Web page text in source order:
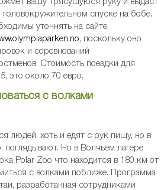
вашу трясущуюся руку и выдаст
спуске на бобе.
уточнять на сайте
, поскольку оно
и соревнований
Стоимость поездки для
это около 70 евро.
с волками
людей, хоть и едят с рук пищу, но в
поглядывают. Но в Волчьем лагере
Polar Zoo что находится в 180 км от
с волками поближе. Программа
разработанная сотрудниками